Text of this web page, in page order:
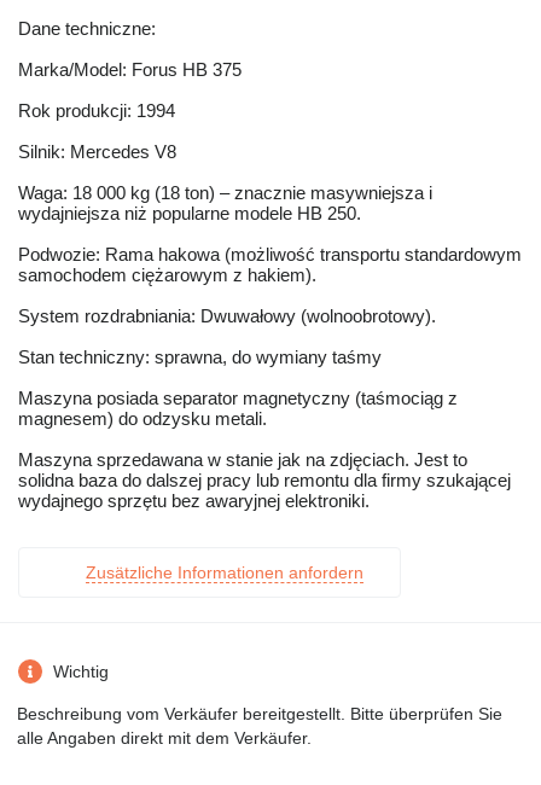
Dane techniczne:
Marka/Model: Forus HB 375
Rok produkcji: 1994
Silnik: Mercedes V8
Waga: 18 000 kg (18 ton) – znacznie masywniejsza i
wydajniejsza niż popularne modele HB 250.
Podwozie: Rama hakowa (możliwość transportu standardowym
samochodem ciężarowym z hakiem).
System rozdrabniania: Dwuwałowy (wolnoobrotowy).
Stan techniczny: sprawna, do wymiany taśmy
Maszyna posiada separator magnetyczny (taśmociąg z
magnesem) do odzysku metali.
Maszyna sprzedawana w stanie jak na zdjęciach. Jest to
solidna baza do dalszej pracy lub remontu dla firmy szukającej
wydajnego sprzętu bez awaryjnej elektroniki.
Zusätzliche Informationen anfordern
Wichtig
Beschreibung vom Verkäufer bereitgestellt. Bitte überprüfen Sie
alle Angaben direkt mit dem Verkäufer.